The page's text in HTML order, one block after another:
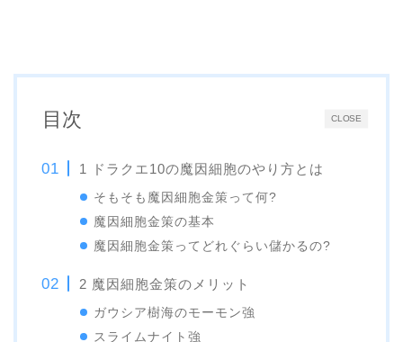
CLOSE
目次
1 ドラクエ10の魔因細胞のやり方とは
そもそも魔因細胞金策って何?
魔因細胞金策の基本
魔因細胞金策ってどれぐらい儲かるの?
2 魔因細胞金策のメリット
ガウシア樹海のモーモン強
スライムナイト強